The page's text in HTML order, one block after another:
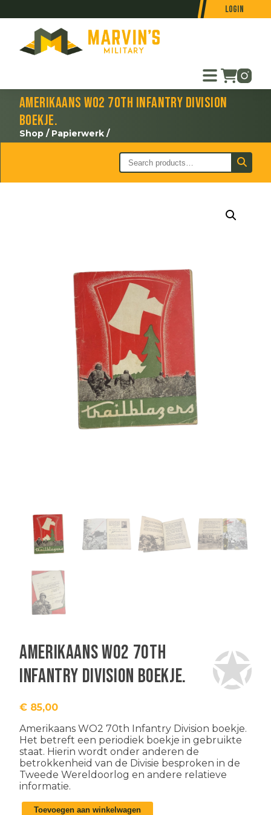
Login
Amerikaans WO2 70th Infantry Division
boekje.
Shop / Papierwerk /
Amerikaans WO2 70th
Infantry Division boekje.
€ 85,00
Amerikaans WO2 70th Infantry Division boekje.
Het betreft een periodiek boekje in gebruikte
staat. Hierin wordt onder anderen de
betrokkenheid van de Divisie besproken in de
Tweede Wereldoorlog en andere relatieve
informatie.
Amerikaans
Toevoegen aan winkelwagen